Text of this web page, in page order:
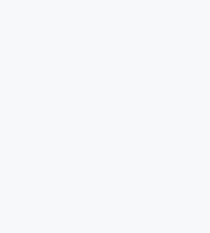
: 36
प्रस्ताव माँगे
: 30
– तेरे रूप अनेक
: 27